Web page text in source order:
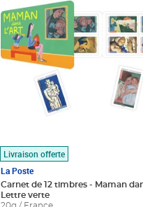
Livraison offerte
La Poste
Carnet de 12 timbres - Maman
Lettre verte